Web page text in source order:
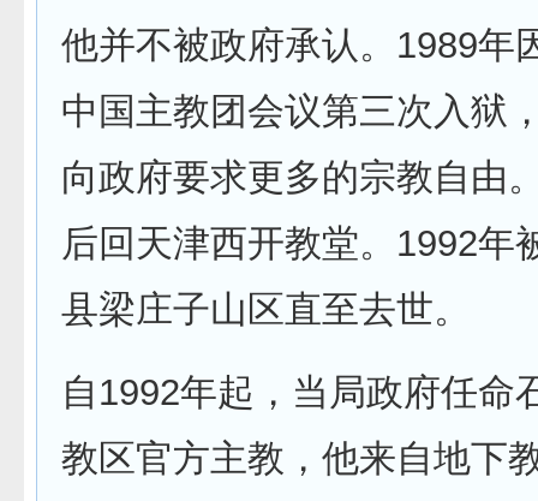
他并不被政府承认。1989年
中国主教团会议第三次入狱
向政府要求更多的宗教自由
后回天津西开教堂。1992年
县梁庄子山区直至去世。
自1992年起，当局政府任命
教区官方主教，他来自地下